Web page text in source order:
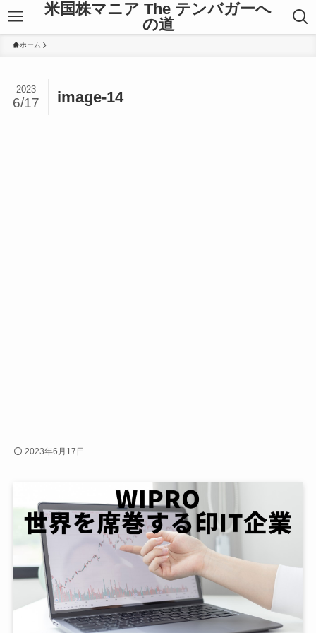
米国株マニア The テンバガーへ
の道
ホーム
image-14
2023
6/17
2023年6月17日